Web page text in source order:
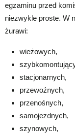
egzaminu przed
niezwykle proste. W
żurawi:
wieżowych,
stacjonarnych,
przewoźnych,
przenośnych,
samojezdnych,
szynowych,